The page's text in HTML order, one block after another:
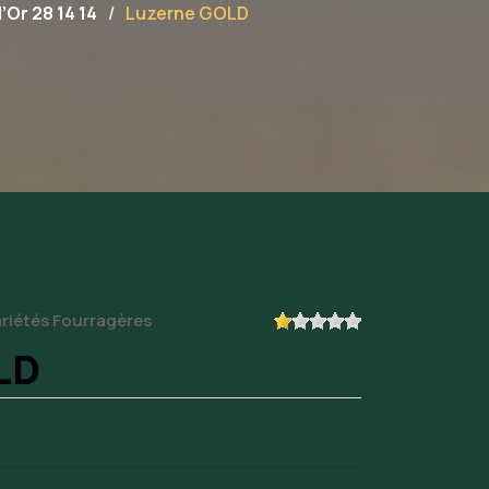
28 14 14 Luzerne GOLD
Fourragères